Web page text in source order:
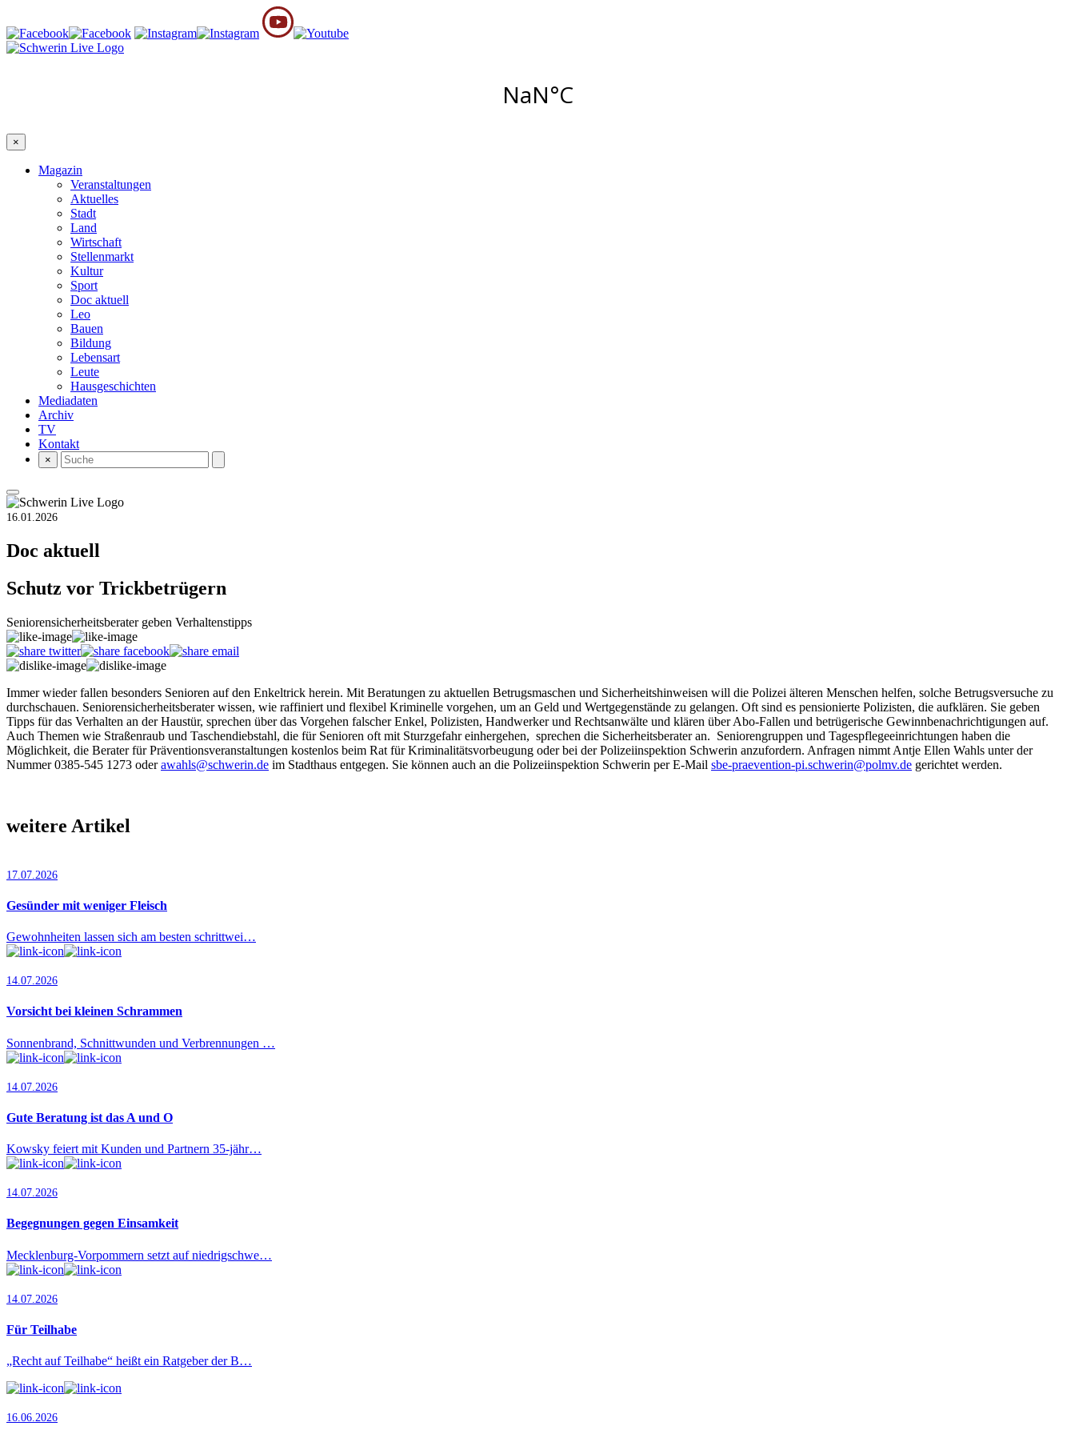
×
Magazin
Veranstaltungen
Aktuelles
Stadt
Land
Wirtschaft
Stellenmarkt
Kultur
Sport
Doc aktuell
Leo
Bauen
Bildung
Lebensart
Leute
Hausgeschichten
Mediadaten
Archiv
TV
Kontakt
×
16.01.2026
Doc aktuell
Schutz vor Trickbetrügern
Seniorensicherheitsberater geben Verhaltenstipps
Immer wieder fallen besonders Senioren auf den Enkeltrick herein. Mit Beratungen zu aktuellen Betrugsmaschen und Sicherheitshinweisen will die Polizei älteren Menschen helfen, solche Betrugsversuche zu
durchschauen. Seniorensicherheitsberater wissen, wie raffiniert und flexibel Kriminelle vorgehen, um an Geld und Wertgegenstände zu gelangen. Oft sind es pensionierte Polizisten, die aufklären. Sie geben
Tipps für das Verhalten an der Haustür, sprechen über das Vorgehen falscher Enkel, Polizisten, Handwerker und Rechtsanwälte und klären über Abo-Fallen und betrügerische Gewinnbenachrichtigungen auf.
Auch Themen wie Straßenraub und Taschendiebstahl, die für Senioren oft mit Sturzgefahr einhergehen, sprechen die Sicherheitsberater an. Seniorengruppen und Tagespflegeeinrichtungen haben die
Möglichkeit, die Berater für Präventionsveranstaltungen kostenlos beim Rat für Kriminalitätsvorbeugung oder bei der Polizeiinspektion Schwerin anzufordern. Anfragen nimmt Antje Ellen Wahls unter der
Nummer 0385-545 1273 oderawahls@schwerin.de im Stadthaus entgegen. Sie können auch an die Polizeiinspektion Schwerin per E-Mail sbe-praevention-pi.schwerin@polmv.de gerichtet werden.
weitere Artikel
17.07.2026
Gesünder mit weniger Fleisch
Gewohnheiten lassen sich am besten schrittwei…
14.07.2026
Vorsicht bei kleinen Schrammen
Sonnenbrand, Schnittwunden und Verbrennungen …
14.07.2026
Gute Beratung ist das A und O
Kowsky feiert mit Kunden und Partnern 35-jähr…
14.07.2026
Begegnungen gegen Einsamkeit
Mecklenburg-Vorpommern setzt auf niedrigschwe…
14.07.2026
Für Teilhabe
„Recht auf Teilhabe“ heißt ein Ratgeber der B…
16.06.2026